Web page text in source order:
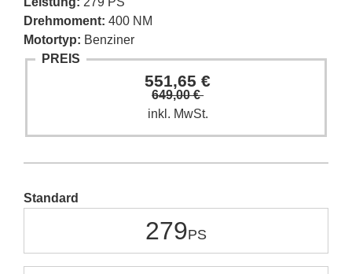
Drehmoment: 400 NM
Motortyp: Benziner
PREIS
551,65 €
649,00 €
inkl. MwSt.
Standard
279